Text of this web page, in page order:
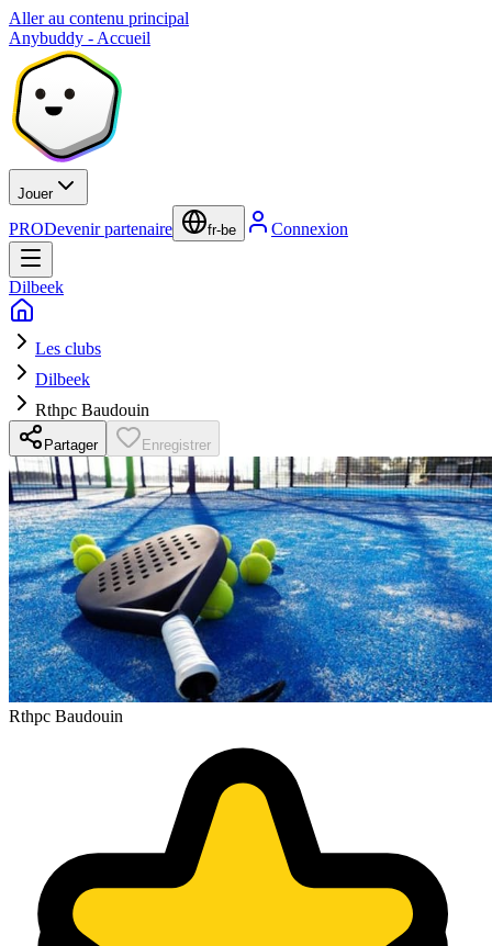
Aller au contenu principal
Anybuddy - Accueil
Jouer
PRODevenir partenaire fr-be Connexion
Dilbeek
Les clubs
Dilbeek
Rthpc Baudouin
Partager Enregistrer
Rthpc Baudouin